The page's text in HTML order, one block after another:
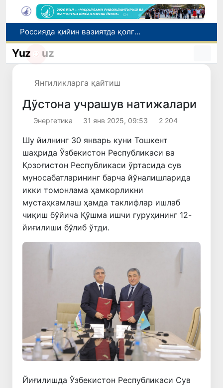
2030 йилгача хавфли чиқиндиларни қайта ишлаш даражаси 20 фоизга етказилади
Ўзбекистон илк бор Халқаро информатика олимпиадаси — IOI 2026га мезбонлик қилади
Yuz uz
Янгиликларга қайтиш
Дўстона учрашув натижалари
Энергетика 31 янв 2025, 09:53 2 204
Шу йилнинг 30 январь куни Тошкент
шаҳрида Ўзбекистон Республикаси ва
Қозоғистон Республикаси ўртасида сув
муносабатларининг барча йўналишларида
икки томонлама ҳамкорликни
мустаҳкамлаш ҳамда таклифлар ишлаб
чиқиш бўйича Қўшма ишчи гуруҳининг 12-
йиғилиши бўлиб ўтди.
Йиғилишда Ўзбекистон Республикаси Сув